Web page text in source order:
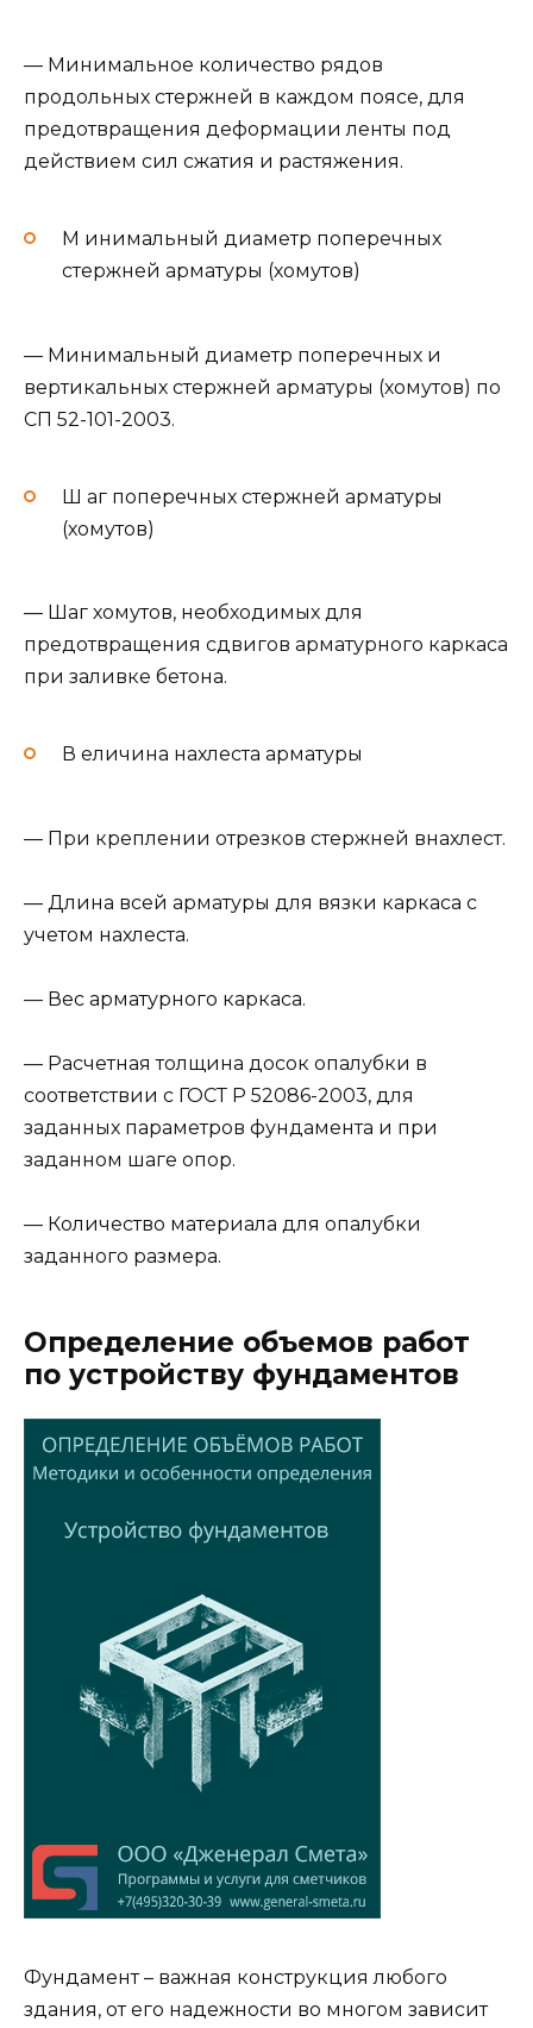
— Минимальное количество рядов
продольных стержней в каждом поясе, для
предотвращения деформации ленты под
действием сил сжатия и растяжения.
М инимальный диаметр поперечных
стержней арматуры (хомутов)
— Минимальный диаметр поперечных и
вертикальных стержней арматуры (хомутов) по
СП 52-101-2003.
Ш аг поперечных стержней арматуры
(хомутов)
— Шаг хомутов, необходимых для
предотвращения сдвигов арматурного каркаса
при заливке бетона.
В еличина нахлеста арматуры
— При креплении отрезков стержней внахлест.
— Длина всей арматуры для вязки каркаса с
учетом нахлеста.
— Вес арматурного каркаса.
— Расчетная толщина досок опалубки в
соответствии с ГОСТ Р 52086-2003, для
заданных параметров фундамента и при
заданном шаге опор.
— Количество материала для опалубки
заданного размера.
Определение объемов работ
по устройству фундаментов
Фундамент – важная конструкция любого
здания, от его надежности во многом зависит